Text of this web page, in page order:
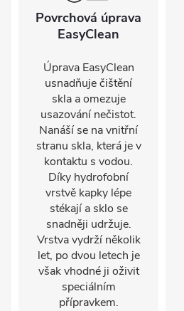
Povrchová úprava
EasyClean
Úprava EasyClean
usnadňuje čištění
skla a omezuje
usazování nečistot.
Nanáší se na vnitřní
stranu skla, která je v
kontaktu s vodou.
Díky hydrofobní
vrstvě kapky lépe
stékají a sklo se
snadněji udržuje.
Vrstva vydrží několik
let, po dvou letech je
však vhodné ji oživit
speciálním
přípravkem.